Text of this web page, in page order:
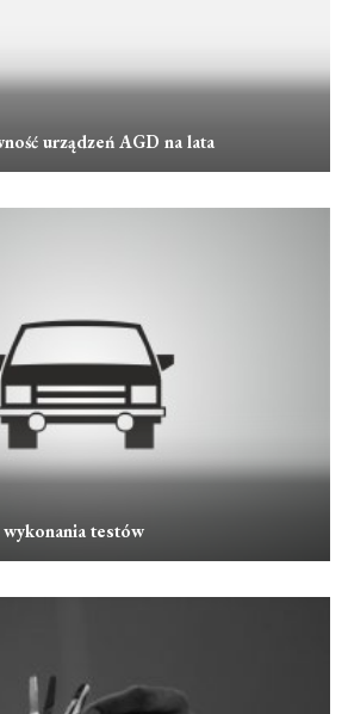
urządzeń AGD na lata
testów